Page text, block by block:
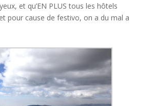
et qu’EN PLUS tous les hôtels
pour cause de festivo, on a du mal a